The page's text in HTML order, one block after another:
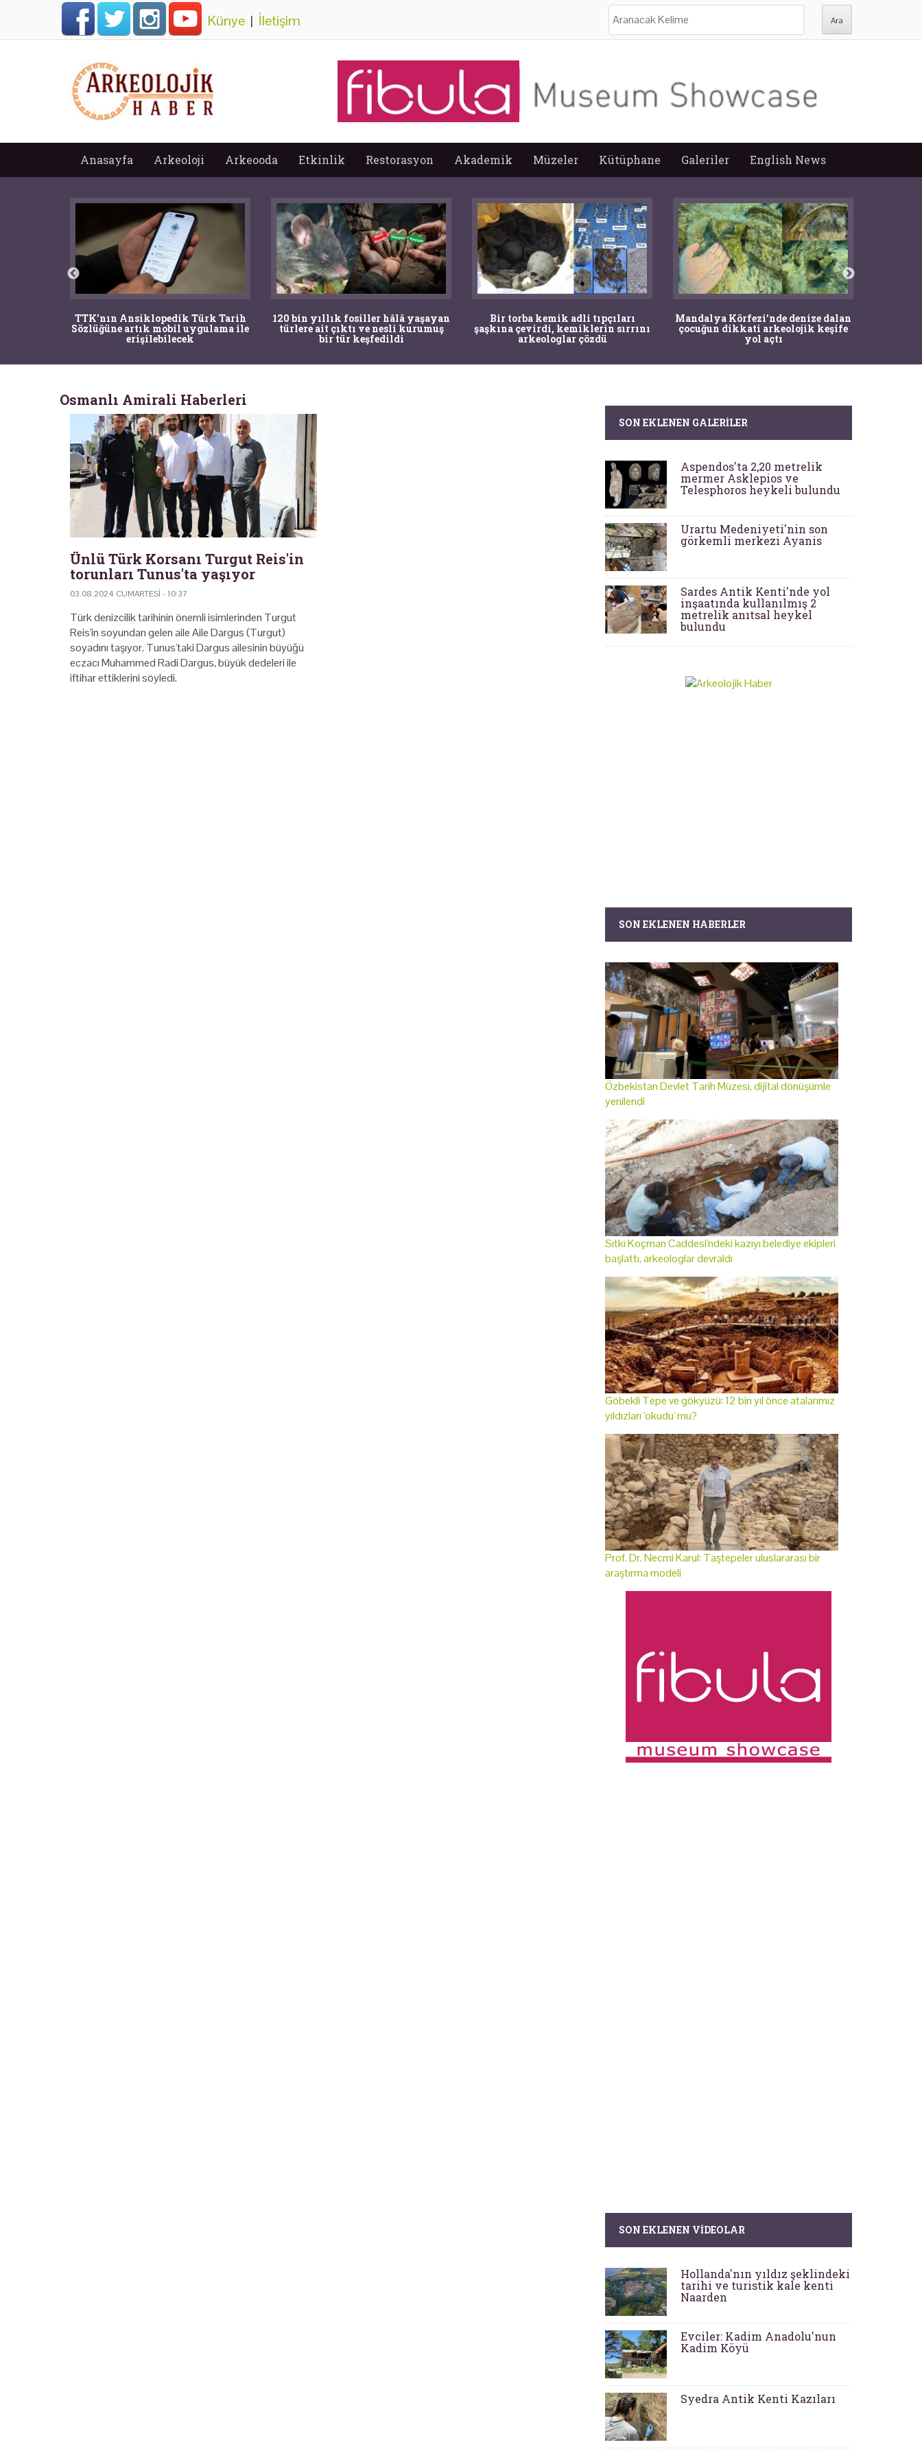
Künye | İletişim
Anasayfa Arkeoloji Arkeooda Etkinlik Restorasyon Akademik Müzeler Kütüphane Galeriler English News
TTK'nın Ansiklopedik Türk Tarih
Sözlüğüne artık mobil uygulama ile
erişilebilecek
120 bin yıllık fosiller hâlâ yaşayan
türlere ait çıktı ve nesli kurumuş
bir tür keşfedildi
Bir torba kemik adli tıpçıları
şaşkına çevirdi, kemiklerin sırrını
arkeologlar çözdü
Mandalya Körfezi’nde denize dalan
çocuğun dikkati arkeolojik keşife
yol açtı
Osmanlı Amirali Haberleri
Ünlü Türk Korsanı Turgut Reis'in
torunları Tunus'ta yaşıyor
03.08.2024 CUMARTESI - 10:37
Türk denizcilik tarihinin önemli isimlerinden Turgut
Reis'in soyundan gelen aile Aile Dargus (Turgut)
soyadını taşıyor. Tunus'taki Dargus ailesinin büyüğü
eczacı Muhammed Radi Dargus, büyük dedeleri ile
iftihar ettiklerini söyledi.
SON EKLENEN GALERILER
Aspendos'ta 2,20 metrelik
mermer Asklepios ve
Telesphoros heykeli bulundu
Urartu Medeniyeti'nin son
görkemli merkezi Ayanis
Sardes Antik Kenti'nde yol
inşaatında kullanılmış 2
metrelik anıtsal heykel
bulundu
SON EKLENEN HABERLER
Özbekistan Devlet Tarih Müzesi, dijital dönüşümle
yenilendi
Sıtkı Koçman Caddesi'ndeki kazıyı belediye ekipleri
başlattı, arkeologlar devraldı
Göbekli Tepe ve gökyüzü: 12 bin yıl önce atalarımız
yıldızları 'okudu' mu?
Prof. Dr. Necmi Karul: Taştepeler uluslararası bir
araştırma modeli
SON EKLENEN VIDEOLAR
Hollanda'nın yıldız şeklindeki
tarihi ve turistik kale kenti
Naarden
Evciler: Kadim Anadolu'nun
Kadim Köyü
Syedra Antik Kenti Kazıları